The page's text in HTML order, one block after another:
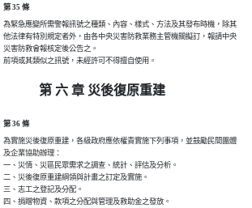
第 35 條
為緊急應變所需警報訊號之種類、內容、樣式、方法及其發布時機，除其
他法律有特別規定者外，由各中央災害防救業務主管機關擬訂，報請中央
災害防救會報核定後公告之。
前項或其類似之訊號，未經許可不得擅自使用。
第 六 章 災後復原重建
第 36 條
為實施災後復原重建，各級政府應依權責實施下列事項，並鼓勵民間團體
及企業協助辦理：
一、災情、災區民眾需求之調查、統計、評估及分析。
二、災後復原重建綱領與計畫之訂定及實施。
三、志工之登記及分配。
四、捐贈物資、款項之分配與管理及救助金之發放。